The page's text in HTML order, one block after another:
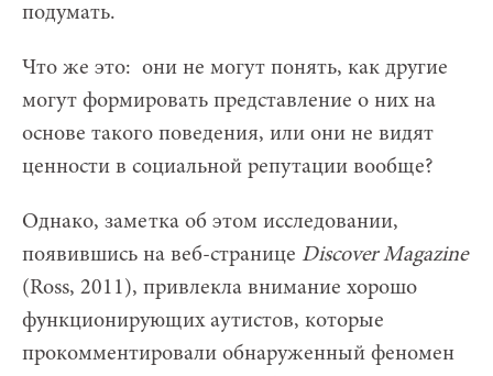
подумать.
Что же это: они не могут понять, как другие
могут формировать представление о них на
основе такого поведения, или они не видят
ценности в социальной репутации вообще?
Однако, заметка об этом исследовании,
появившись на веб-странице DiscoverMagazine
(Ross, 2011), привлекла внимание хорошо
функционирующих аутистов, которые
прокомментировали обнаруженный феномен